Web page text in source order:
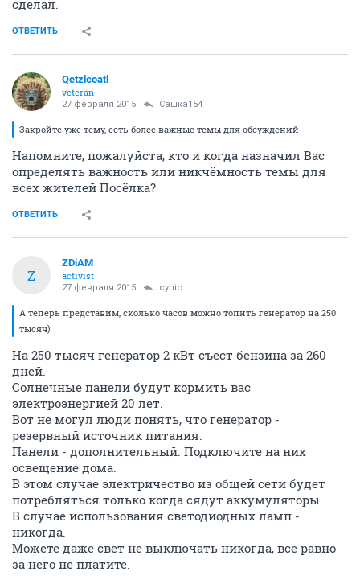
сделал.
ОТВЕТИТЬ
Qetzlcoatl
veteran
27 февраля 2015 Сашка154
Закройте уже тему, есть более важные темы для обсуждений
Напомните, пожалуйста, кто и когда назначил Вас
определять важность или никчёмность темы для
всех жителей Посёлка?
ОТВЕТИТЬ
Z
ZDiAM
activist
27 февраля 2015 cynic
А теперь представим, сколько часов можно топить генератор на 250
тысяч)
На 250 тысяч генератор 2 кВт съест бензина за 260
дней.
Солнечные панели будут кормить вас
электроэнергией 20 лет.
Вот не могул люди понять, что генератор -
резервный источник питания.
Панели - дополнительный. Подключите на них
освещение дома.
В этом случае электричество из общей сети будет
потребляться только когда сядут аккумуляторы.
В случае использования светодиодных ламп -
никогда.
Можете даже свет не выключать никогда, все равно
за него не платите.